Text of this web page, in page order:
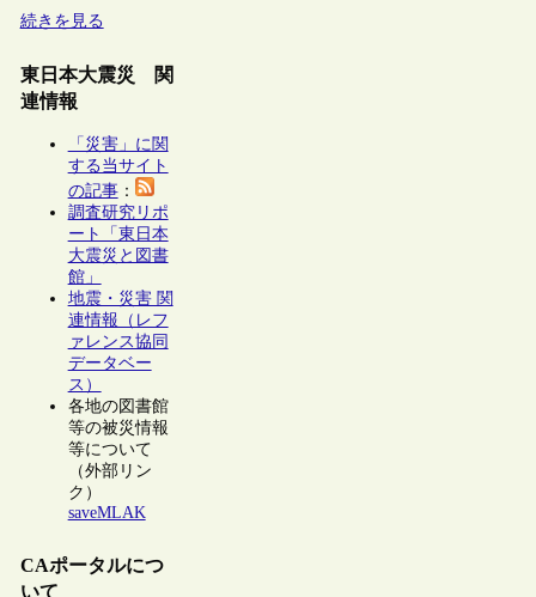
続きを見る
東日本大震災 関
連情報
「災害」に関
する当サイト
の記事：
調査研究リポ
ート「東日本
大震災と図書
館」
地震・災害 関
連情報（レフ
ァレンス協同
データベー
ス）
各地の図書館
等の被災情報
等について
（外部リン
ク）
saveMLAK
CAポータルにつ
いて